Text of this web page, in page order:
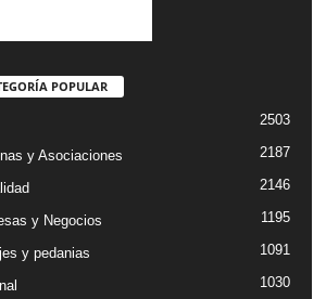
POPULAR
2503
y Asociaciones 2187
2146
y Negocios 1195
y pedanias 1091
1030